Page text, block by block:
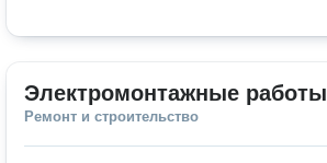
Электромонтажные работы
Ремонт и строительство